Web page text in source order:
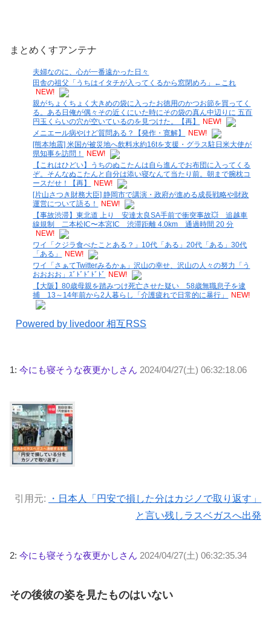
まとめくすアンテナ
夫婦なのに、心が一番遠かった日々
田舎の祖父「うちはイタチが入ってくるから窓閉めろ」←これ
NEW!
親がちょくちょく大きめの袋に入ったお徳用のかつお節を買ってく
る。ある日俺が偶々その近くにいた時にその袋の真ん中辺りに 五百
円玉くらいの穴が空いているのを見つけた。【再】
NEW!
メニエール病やけど質問ある？【発作・寛解】
NEW!
[熊本地震] 米国が被災地へ飲料水約16tを支援・グラス駐日米大使が
県知事を訪問！
NEW!
【これはひどい】うちのぬこたんは自ら進んでお布団に入ってくる
ぞ。そんなぬこたんと自分は添い寝なんて当たり前。朝まで腕枕コ
ースだせ！【再】
NEW!
[片山さつき財務大臣] 静岡市で講演・政府が進める成長戦略や財政
運営について語る！
NEW!
【事故渋滞】東北道 上り 安達太良SA手前で衝突事故💥 追越車
線規制 二本松IC〜本宮IC 渋滞距離 4.0km 通過時間 20 分
NEW!
ワイ「クジラ食べたことある？」10代「ある」20代「ある」30代
「ある」
NEW!
ワイ「さぁてTwitterみるかぁ」沢山の幸せ、沢山の人々の努力「う
おおおお」ｽﾞﾄﾞﾄﾞﾄﾞﾄﾞ NEW!
【大阪】80歳母親を踏みつけ死亡させた疑い 58歳無職息子を逮
捕 13～14年前から2人暮らし「介護疲れで日常的に暴行」
NEW!
Powered by livedoor 相互RSS
1: 今にも寝そうな夜更かしさん 2024/04/27(土) 06:32:18.06
引用元:
・日本人「円安で損した分はカジノで取り返す」
と言い残しラスベガスへ出発
2: 今にも寝そうな夜更かしさん 2024/04/27(土) 06:32:35.34
その後彼の姿を見たものはいない